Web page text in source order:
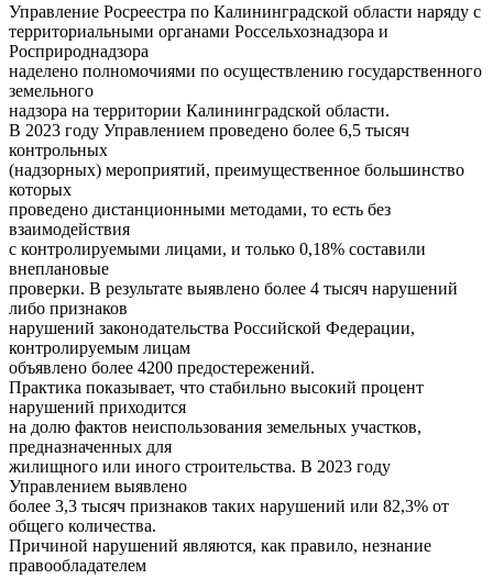
Управление Росреестра по Калининградской области наряду с
территориальными органами Россельхознадзора и
Росприроднадзора
наделено полномочиями по осуществлению государственного
земельного
надзора на территории Калининградской области.
В 2023 году Управлением проведено более 6,5 тысяч
контрольных
(надзорных) мероприятий, преимущественное большинство
которых
проведено дистанционными методами, то есть без
взаимодействия
с контролируемыми лицами, и только 0,18% составили
внеплановые
проверки. В результате выявлено более 4 тысяч нарушений
либо признаков
нарушений законодательства Российской Федерации,
контролируемым лицам
объявлено более 4200 предостережений.
Практика показывает, что стабильно высокий процент
нарушений приходится
на долю фактов неиспользования земельных участков,
предназначенных для
жилищного или иного строительства. В 2023 году
Управлением выявлено
более 3,3 тысяч признаков таких нарушений или 82,3% от
общего количества.
Причиной нарушений являются, как правило, незнание
правообладателем